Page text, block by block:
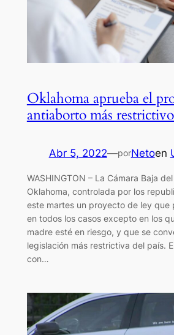
Oklahoma aprueba el
antiaborto más
Abr 5, 2022—porNetoen
WASHINGTON – La Cámara Baja
Oklahoma, controlada por los
este martes un proyecto de ley que
en todos los casos excepto en los
madre esté en riesgo, y que se
legislación más restrictiva del país.
con…